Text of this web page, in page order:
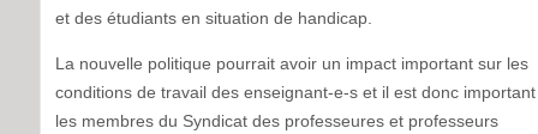
et des étudiants en situation de handicap.
La nouvelle politique pourrait avoir un impact important sur les
conditions de travail des enseignant-e-s et il est donc
les membres du Syndicat des professeures et professeurs